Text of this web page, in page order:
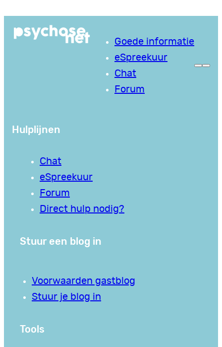
naar
Goede informatie
eSpreekuur
Chat
Forum
Hulplijnen
Chat
eSpreekuur
Forum
Direct hulp nodig?
Stuur een blog in
Voorwaarden gastblog
Stuur je blog in
Tools